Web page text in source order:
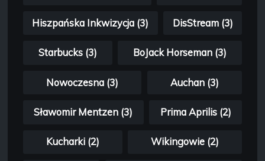
Hiszpańska Inkwizycja (3) DisStream (3)
Starbucks (3) BoJack Horseman (3)
Nowoczesna (3) Auchan (3)
Sławomir Mentzen (3) Prima Aprilis (2)
Kucharki (2) Wikingowie (2)